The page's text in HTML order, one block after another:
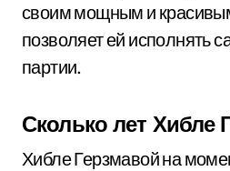
своим мощным и
позволяет ей исполнять
партии.
Сколько лет Хибле
Хибле Герзмавой на